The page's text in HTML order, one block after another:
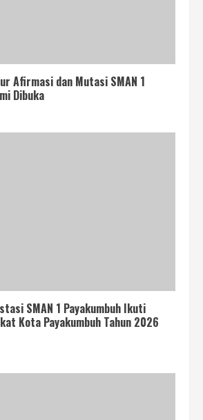
Afirmasi dan Mutasi SMAN 1
Dibuka
SMAN 1 Payakumbuh Ikuti
Kota Payakumbuh Tahun 2026